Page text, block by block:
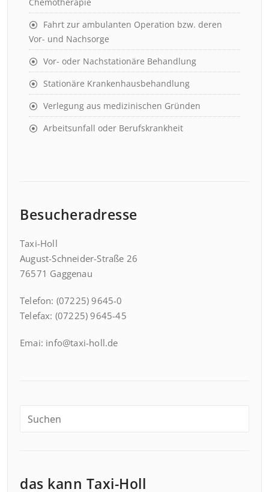
Fahrt zur ambulanten Operation bzw. deren
Vor- und Nachsorge
Vor- oder Nachstationäre Behandlung
Stationäre Krankenhausbehandlung
Verlegung aus medizinischen Gründen
Arbeitsunfall oder Berufskrankheit
Besucheradresse
Taxi-Holl
August-Schneider-Straße 26
76571 Gaggenau
Telefon: (07225) 9645-0
Telefax: (07225) 9645-45
Emai: info@taxi-holl.de
das kann Taxi-Holl